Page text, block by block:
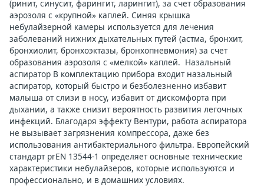
(ринит, синусит, фарингит, ларингит), за счет образования
аэрозоля с «крупной» каплей. Синяя крышка
небулайзерной камеры используется для лечения
заболеваний нижних дыхательных путей (астма, бронхит,
бронхиолит, бронхоэктазы, бронхопневмония) за счет
образования аэрозоля с «мелкой» каплей. Назальный
аспиратор В комплектацию прибора входит назальный
аспиратор, который быстро и безболезненно избавит
малыша от слизи в носу, избавит от дискомфорта при
дыхании, а также снизит вероятность развития легочных
инфекций. Благодаря эффекту Вентури, работа аспиратора
не вызывает загрязнения компрессора, даже без
использования антибактериального фильтра. Европейский
стандарт prEN 13544-1 определяет основные технические
характеристики небулайзеров, которые используются и
профессионально, и в домашних условиях.